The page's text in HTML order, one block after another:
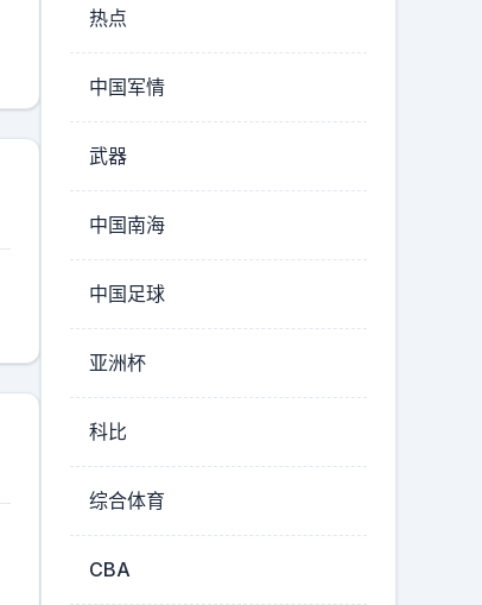
热点
中国军情
武器
中国南海
中国足球
亚洲杯
科比
综合体育
CBA